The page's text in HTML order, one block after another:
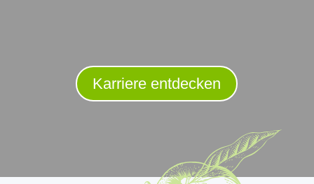
Karriere entdecken